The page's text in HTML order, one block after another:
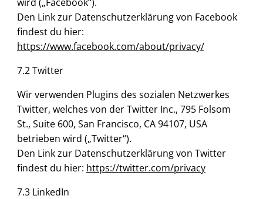
Den Link zur Datenschutzerklärung von Facebook
findest du hier:
https://www.facebook.com/about/privacy/
7.2 Twitter
Wir verwenden Plugins des sozialen Netzwerkes
Twitter, welches von der Twitter Inc., 795 Folsom
St., Suite 600, San Francisco, CA 94107, USA
betrieben wird („Twitter“).
Den Link zur Datenschutzerklärung von Twitter
findest du hier: https://twitter.com/privacy
7.3 LinkedIn